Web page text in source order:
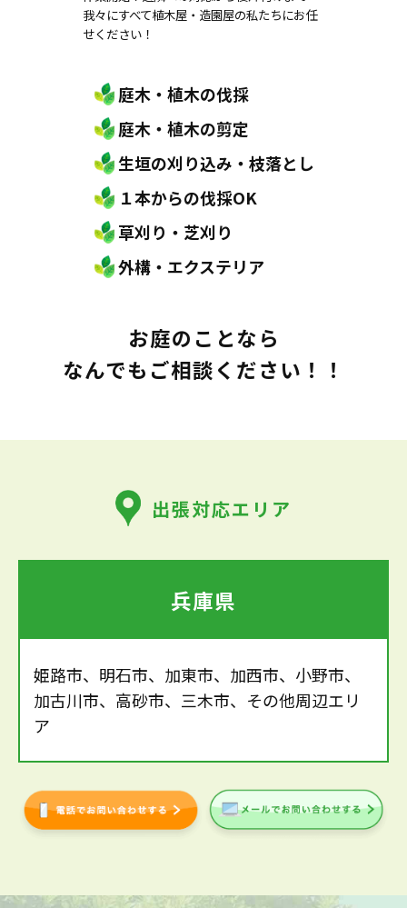
我々にすべて植木屋・造園屋の私たちにお任
せください！
庭木・植木の伐採
庭木・植木の剪定
生垣の刈り込み・枝落とし
１本からの伐採OK
草刈り・芝刈り
外構・エクステリア
お庭のことなら
なんでもご相談ください！！
出張対応エリア
兵庫県
姫路市、明石市、加東市、加西市、小野市、
加古川市、高砂市、三木市、その他周辺エリ
ア